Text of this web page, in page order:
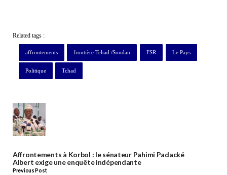
Related tags :
affrontements frontière Tchad /Soudan FSR Le Pays
Politique Tchad
Affrontements à Korbol : le sénateur Pahimi Padacké
Albert exige une enquête indépendante
Previous Post